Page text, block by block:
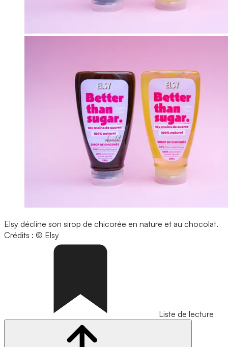
Elsy décline son sirop de chicorée en nature et au chocolat.
Crédits : © Elsy
Liste de lecture